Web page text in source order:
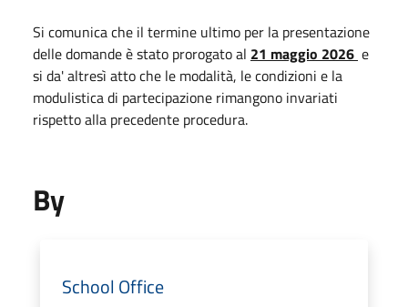
Si comunica che il termine ultimo per la presentazione
delle domande è stato prorogato al 21 maggio 2026 e
si da' altresì atto che le modalità, le condizioni e la
modulistica di partecipazione rimangono invariati
rispetto alla precedente procedura.
By
School Office